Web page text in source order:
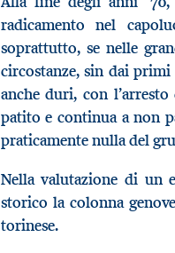
radicamento nel
soprattutto, se nelle
circostanze, sin dai
anche duri, con
patito e continua a non
praticamente nulla del
Nella valutazione di un
storico la colonna
torinese.